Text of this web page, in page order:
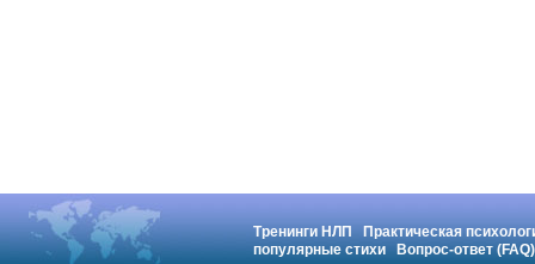
Тренинги НЛП
Практическая
популярные стихи
Вопрос-ответ (FAQ)